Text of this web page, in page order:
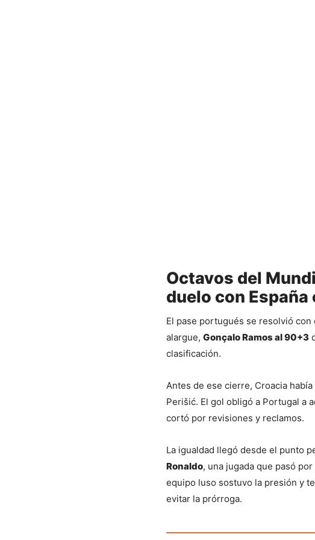
Octavos del
duelo con España
El pase portugués se resolvió
alargue, Gonçalo Ramos al 90+3
clasificación.
Antes de ese cierre, Croacia
Perišić. El gol obligó a Portugal a
cortó por revisiones y reclamos.
La igualdad llegó desde el punto
Ronaldo, una jugada que pasó
equipo luso sostuvo la presión y
evitar la prórroga.